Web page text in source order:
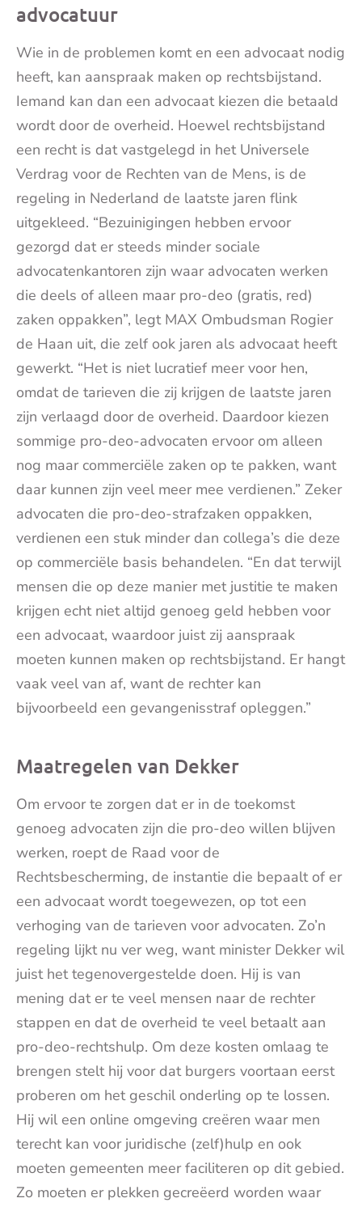
advocatuur
Wie in de problemen komt en een advocaat nodig
heeft, kan aanspraak maken op rechtsbijstand.
Iemand kan dan een advocaat kiezen die betaald
wordt door de overheid. Hoewel rechtsbijstand
een recht is dat vastgelegd in het Universele
Verdrag voor de Rechten van de Mens, is de
regeling in Nederland de laatste jaren flink
uitgekleed. “Bezuinigingen hebben ervoor
gezorgd dat er steeds minder sociale
advocatenkantoren zijn waar advocaten werken
die deels of alleen maar pro-deo (gratis, red)
zaken oppakken”, legt MAX Ombudsman Rogier
de Haan uit, die zelf ook jaren als advocaat heeft
gewerkt. “Het is niet lucratief meer voor hen,
omdat de tarieven die zij krijgen de laatste jaren
zijn verlaagd door de overheid. Daardoor kiezen
sommige pro-deo-advocaten ervoor om alleen
nog maar commerciële zaken op te pakken, want
daar kunnen zijn veel meer mee verdienen.” Zeker
advocaten die pro-deo-strafzaken oppakken,
verdienen een stuk minder dan collega’s die deze
op commerciële basis behandelen. “En dat terwijl
mensen die op deze manier met justitie te maken
krijgen echt niet altijd genoeg geld hebben voor
een advocaat, waardoor juist zij aanspraak
moeten kunnen maken op rechtsbijstand. Er hangt
vaak veel van af, want de rechter kan
bijvoorbeeld een gevangenisstraf opleggen.”
Maatregelen van Dekker
Om ervoor te zorgen dat er in de toekomst
genoeg advocaten zijn die pro-deo willen blijven
werken, roept de Raad voor de
Rechtsbescherming, de instantie die bepaalt of er
een advocaat wordt toegewezen, op tot een
verhoging van de tarieven voor advocaten. Zo’n
regeling lijkt nu ver weg, want minister Dekker wil
juist het tegenovergestelde doen. Hij is van
mening dat er te veel mensen naar de rechter
stappen en dat de overheid te veel betaalt aan
pro-deo-rechtshulp. Om deze kosten omlaag te
brengen stelt hij voor dat burgers voortaan eerst
proberen om het geschil onderling op te lossen.
Hij wil een online omgeving creëren waar men
terecht kan voor juridische (zelf)hulp en ook
moeten gemeenten meer faciliteren op dit gebied.
Zo moeten er plekken gecreëerd worden waar